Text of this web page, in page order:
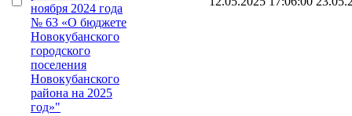
ноября 2024 года
№ 63 «О бюджете
Новокубанского
городского
поселения
Новокубанского
района на 2025
год»"